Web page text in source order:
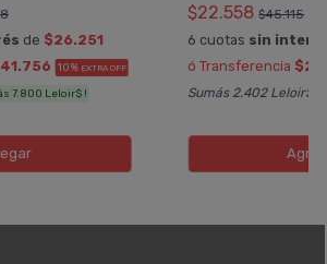
de $26.251
10% EXTRA OFF
7.800 Leloir$ !
$22.558 $45.115
6 cuotas sin
ó Transferencia
Sumás 2.402 Leloir$